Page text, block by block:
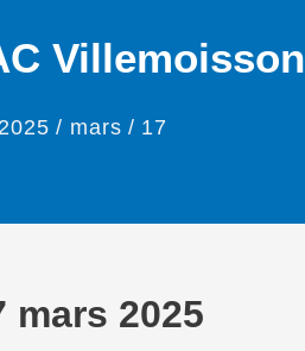
Villemoisson
2025 mars 17
mars 2025